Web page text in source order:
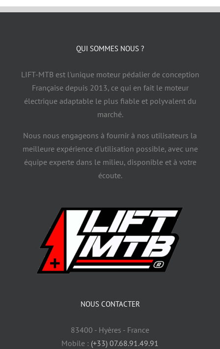
QUI SOMMES NOUS ?
LIFT-MTB est l'unique moteur pédalier de conception
Française depuis 2013, ce qui en fait le moteur
électrique adaptable le plus fiable et polyvalent du
marché.
Nous nous engageons à fournir à nos utilisateurs la
meilleure expérience d'utilisation possible, avec une
équipe experte dans le milieu, disponible et à votre
écoute.
NOUS CONTACTER
83400 - Hyères - France
Mobile : (+33) 07.68.91.49.91